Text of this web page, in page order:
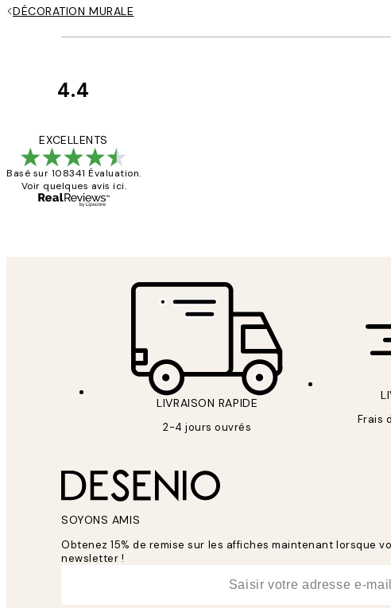
DÉCORATION MURALE
4.4
EXCELLENTS
Basé sur 108341 Évaluation.
Voir quelques avis ici.
LIVRAISON RAPIDE
2-4 jours ouvrés
Frais
SOYONS AMIS
Obtenez 15% de remise sur les affiches maintenant lorsque
newsletter !